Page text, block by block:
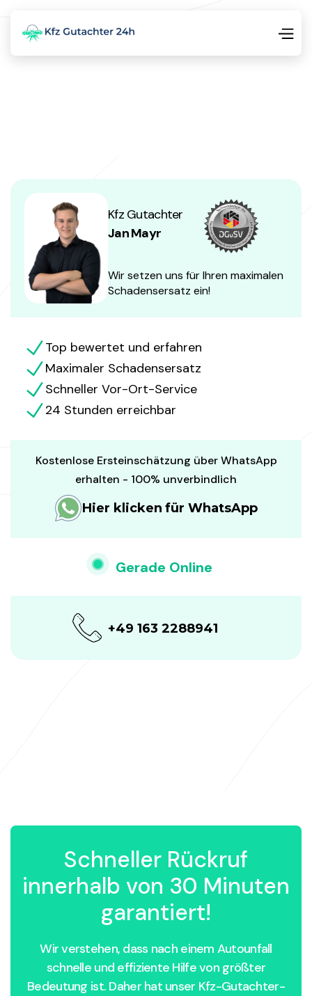
Kfz Gutachter
Jan Mayr
Wir setzen uns für Ihren maximalen
Schadensersatz ein!
Top bewertet und erfahren
Maximaler Schadensersatz
Schneller Vor-Ort-Service
24 Stunden erreichbar
Kostenlose Ersteinschätzung über WhatsApp
erhalten - 100% unverbindlich
Hier klicken für WhatsApp
Gerade Online
+49 163 2288941
Schneller Rückruf
innerhalb von 30 Minuten
garantiert!
Wir verstehen, dass nach einem Autounfall
schnelle und effiziente Hilfe von größter
Bedeutung ist. Daher hat unser Kfz-Gutachter-